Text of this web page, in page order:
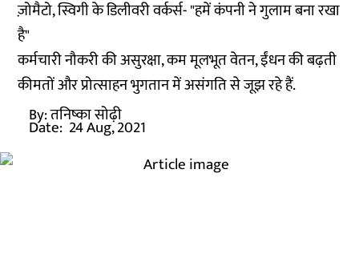
ज़ोमैटो, स्विगी के डिलीवरी वर्कर्स- "हमें कंपनी ने गुलाम बना रखा
है"
कर्मचारी नौकरी की असुरक्षा, कम मूलभूत वेतन, ईंधन की बढ़ती
कीमतों और प्रोत्साहन भुगतान में असंगति से जूझ रहे हैं.
By:तनिष्का सोढ़ी
Date: 24 Aug, 2021